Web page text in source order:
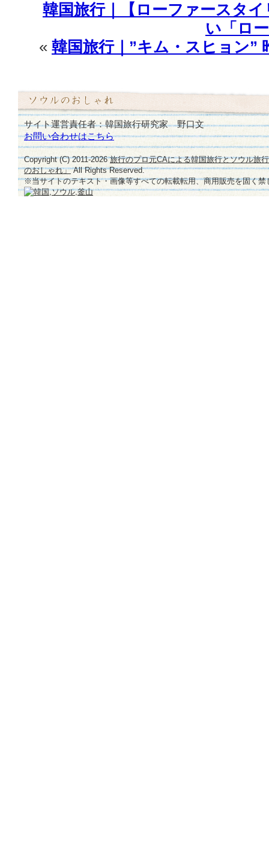
韓国旅行｜【ローファースタ
い「ロ
« 韓国旅行｜”キム・スヒョン”
サイト運営責任者：韓国旅行研究家 野口文
お問い合わせはこちら
Copyright (C) 2011-2026旅行のプロ元CAによる韓国旅行とソウル旅
のおしゃれ」All Rights Reserved.
※当サイトのテキスト・画像等すべての転載転用、商用販売を固く禁